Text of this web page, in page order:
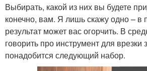
Выбирать, какой из них вы будете
конечно, вам. Я лишь скажу одно – в
результат может вас огорчить. В
говорить про инструмент для врезки
понадобится следующий набор.